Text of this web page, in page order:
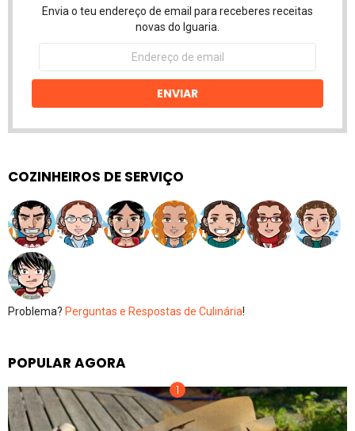
Envia o teu endereço de email para receberes receitas
novas do Iguaria.
Endereço
email
ENVIAR
COZINHEIROS DE SERVIÇO
Problema? Perguntas e Respostas de Culinária!
POPULAR AGORA